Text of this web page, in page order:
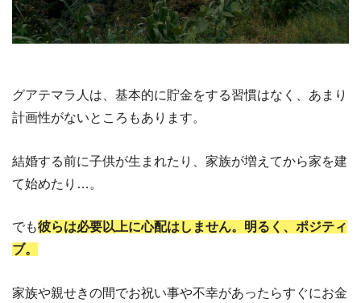
グアテマラ人は、基本的に貯金をする習慣はなく、あまり
計画性がないところもあります。
結婚する前に子供が生まれたり、家族が増えてから家を建
て始めたり…。
でも彼らは必要以上に心配はしません。明るく、ポジティ
ブ。
家族や親せきの間でお祝い事や不幸があったらすぐにお金